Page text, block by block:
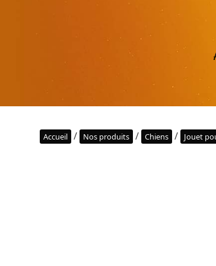
Accueil / Nos produits / Chiens / Jouet